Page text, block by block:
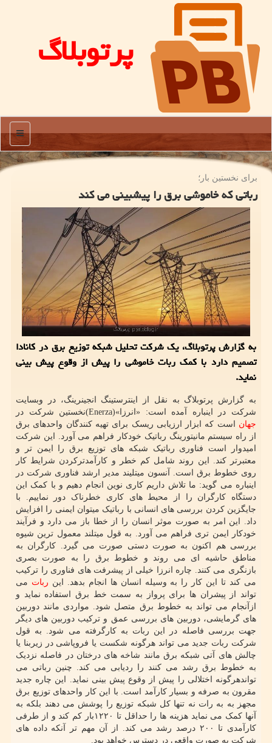
پرتوبلاگ
منو
برای نخستین بار؛
رباتی که خاموشی برق را پیشبینی می کند
به گزارش پرتوبلاگ، یک شرکت تحلیل شبکه توزیع برق در کانادا
تصمیم دارد با کمک ربات خاموشی را پیش از وقوع پیش بینی
نماید.
به گزارش پرتوبلاگ به نقل از اینترستینگ انجینرینگ، در وبسایت
شرکت در اینباره آمده است: «انرزا»(Enerza)نخستین شرکت در
جهان است که ابزار ارزیابی ریسک برای تهیه کنندگان واحدهای برق
از راه سیستم مانیتورینگ رباتیک خودکار فراهم می آورد. این شرکت
امیدوار است فناوری رباتیک شبکه های توزیع برق را ایمن تر و
معتبرتر کند. این روند شامل کم خطر و کارآمدترکردن شرایط کار
روی خطوط برق است. آنسون میتلیند مدیر ارشد فناوری شرکت در
اینباره می گوید: ما تلاش داریم کاری نوین انجام دهیم و با کمک این
دستگاه کارگران را از محیط های کاری خطرناک دور نماییم. با
جایگزین کردن بررسی های انسانی با رباتیک میتوان ایمنی را افزایش
داد. این امر به صورت موثر انسان را از خطا باز می دارد و فرآیند
خودکار ایمن تری فراهم می آورد. به قول میتلند معمول ترین شیوه
بررسی هم اکنون به صورت دستی صورت می گیرد. کارگران به
مناطق حاشیه ای می روند و خطوط برق را به صورت بصری
بازنگری می کنند. چاره انرزا خیلی از پیشرفت های فناوری را ترکیب
می کند تا این کار را به وسیله انسان ها انجام بدهد. این ربات می
تواند از پیشران ها برای پرواز به سمت خط برق استفاده نماید و
ازآنجام می تواند به خطوط برق متصل شود. مواردی مانند دوربین
های گرمایشی، دوربین های بررسی عمق و ترکیب دوربین های دیگر
جهت بررسی فاصله در این ربات به کارگرفته می شود. به قول
شرکت ربات جدید می تواند هرگونه شکست یا فروپاشی در زیربنا یا
چالش های آتی شبکه برق مانند شاخه های درختان در فاصله نزدیک
به خطوط برق رشد می کنند را ردیابی می کند. چنین رباتی می
تواندهرگونه اختلالی را پیش از وقوع پیش بینی نماید. این چاره جدید
مقرون به صرفه و بسیار کارآمد است. با این کار واحدهای توزیع برق
مجهز به به رات نه تنها کل شبکه توزیع را پوشش می دهند بلکه به
آنها کمک می نماید هزینه ها را حداقل تا ۱۲۲۰بار کم کند و از طرفی
کارآمدی تا ۲۰۰ درصد رشد می کند. از آن مهم تر آنکه داده های
شرکت به صورت واقعی در دسترس خواهد بود.